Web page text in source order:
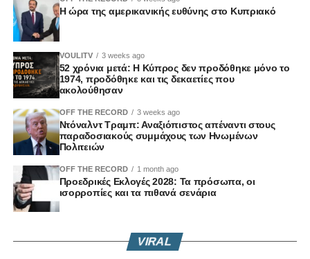
θεσμική κατοχύρωση στη μνήμη.
Χρειάστηκαν περισσότερες από τρεις δεκαετίες ώστε να
γίνει το αυτονόητο.
Τον Ιούνιο του 2025, η Βουλή των Αντιπροσώπων
προχώρησε στην αναβάθμιση του προηγούμενου
ψηφίσματος σε επίσημο νόμο του κράτους, τον Νόμο
117(Ι)/2025, μετά από πρόταση του Κινήματος
Οικολόγων.
Η απόφαση αυτή δεν είναι μια τυπική νομοθετική πράξη.
Είναι μήνυμα.
Μήνυμα ότι η ιστορική μνήμη δεν διαπραγματεύεται.
Η ώρα της αμερικανικής ευθύνης στο Κυπριακό
VOULITV 3 weeks ago
52 χρόνια μετά: Η Κύπρος δεν προδόθηκε μόνο το
1974, προδόθηκε και τις δεκαετίες που
ακολούθησαν
OFF THE RECORD 3 weeks ago
Ντόναλντ Τραμπ: Αναξιόπιστος απέναντι στους
παραδοσιακούς συμμάχους των Ηνωμένων
Πολιτειών
OFF THE RECORD 1 month ago
Προεδρικές Εκλογές 2028: Τα πρόσωπα, οι
ισορροπίες και τα πιθανά σενάρια
VIRAL